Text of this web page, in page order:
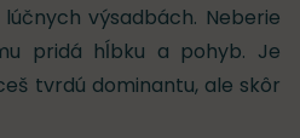
výsadbách. Neberie
pridá hĺbku a pohyb. Je
tvrdú dominantu, ale skôr